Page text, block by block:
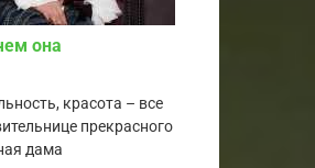
она
красота – все
прекрасного
дама